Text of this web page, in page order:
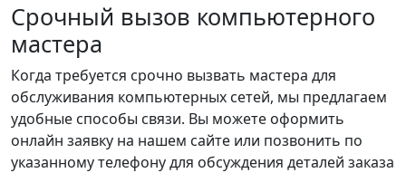
Срочный вызов компьютерного
мастера
Когда требуется срочно вызвать мастера для
обслуживания компьютерных сетей, мы предлагаем
удобные способы связи. Вы можете оформить
онлайн заявку на нашем сайте или позвонить по
указанному телефону для обсуждения деталей заказа